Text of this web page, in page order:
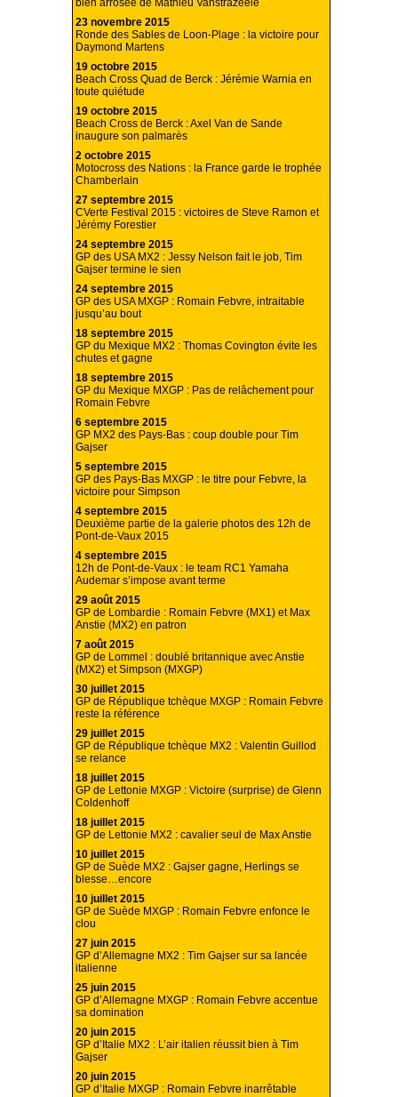
bien arrosée de Mathieu Vanstrazeele
23 novembre 2015
Ronde des Sables de Loon-Plage : la victoire pour
Daymond Martens
19 octobre 2015
Beach Cross Quad de Berck : Jérémie Warnia en
toute quiétude
19 octobre 2015
Beach Cross de Berck : Axel Van de Sande
inaugure son palmarès
2 octobre 2015
Motocross des Nations : la France garde le trophée
Chamberlain
27 septembre 2015
CVerte Festival 2015 : victoires de Steve Ramon et
Jérémy Forestier
24 septembre 2015
GP des USA MX2 : Jessy Nelson fait le job, Tim
Gajser termine le sien
24 septembre 2015
GP des USA MXGP : Romain Febvre, intraitable
jusqu’au bout
18 septembre 2015
GP du Mexique MX2 : Thomas Covington évite les
chutes et gagne
18 septembre 2015
GP du Mexique MXGP : Pas de relâchement pour
Romain Febvre
6 septembre 2015
GP MX2 des Pays-Bas : coup double pour Tim
Gajser
5 septembre 2015
GP des Pays-Bas MXGP : le titre pour Febvre, la
victoire pour Simpson
4 septembre 2015
Deuxième partie de la galerie photos des 12h de
Pont-de-Vaux 2015
4 septembre 2015
12h de Pont-de-Vaux : le team RC1 Yamaha
Audemar s’impose avant terme
29 août 2015
GP de Lombardie : Romain Febvre (MX1) et Max
Anstie (MX2) en patron
7 août 2015
GP de Lommel : doublé britannique avec Anstie
(MX2) et Simpson (MXGP)
30 juillet 2015
GP de République tchèque MXGP : Romain Febvre
reste la référence
29 juillet 2015
GP de République tchèque MX2 : Valentin Guillod
se relance
18 juillet 2015
GP de Lettonie MXGP : Victoire (surprise) de Glenn
Coldenhoff
18 juillet 2015
GP de Lettonie MX2 : cavalier seul de Max Anstie
10 juillet 2015
GP de Suède MX2 : Gajser gagne, Herlings se
blesse…encore
10 juillet 2015
GP de Suède MXGP : Romain Febvre enfonce le
clou
27 juin 2015
GP d’Allemagne MX2 : Tim Gajser sur sa lancée
italienne
25 juin 2015
GP d’Allemagne MXGP : Romain Febvre accentue
sa domination
20 juin 2015
GP d’Italie MX2 : L’air italien réussit bien à Tim
Gajser
20 juin 2015
GP d’Italie MXGP : Romain Febvre inarrêtable